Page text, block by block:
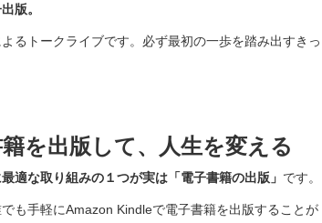
版。
るトークライブです。必ず最初の一歩を踏み出すきっ
を出版して、人生を変える
適な取り組みの１つが実は「電子書籍の出版」 です。
も手軽にAmazon Kindleで電子書籍を出版することが